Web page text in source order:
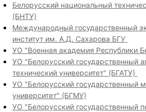
Белорусский национальный
(БНТУ)
Международный государственный
институт им. А.Д. Сахарова БГУ
УО "Военная академия Республики
УО "Белорусский государственный
технический университет" (БГАТУ)
УО "Белорусский государственный
университет" (БГМУ)
УО "Белорусский государственный